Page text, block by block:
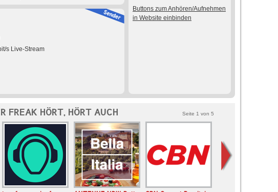
s Live-Stream
Buttons zum Anhören/Aufnehmen
in Website einbinden
FREAK HÖRT, HÖRT AUCH Seite 1 von 5